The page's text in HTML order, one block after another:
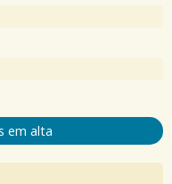
em alta